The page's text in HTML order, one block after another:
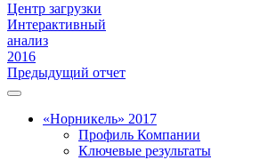
Центр загрузки
Интерактивный
анализ
2016
Предыдущий отчет
«Норникель» 2017
Профиль Компании
Ключевые результаты